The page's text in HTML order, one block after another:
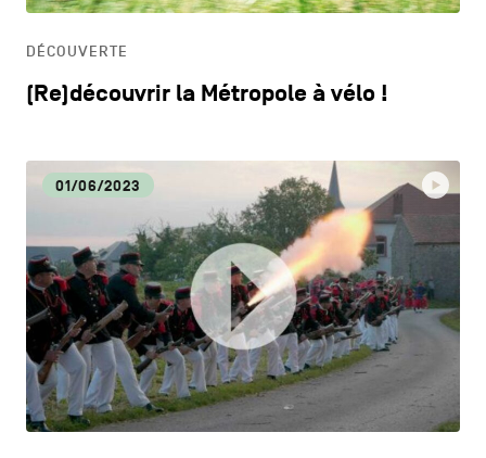
DÉCOUVERTE
(Re)découvrir la Métropole à vélo !
01/06/2023